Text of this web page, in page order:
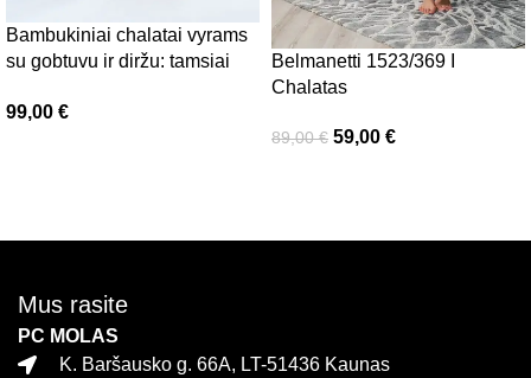
Bambukiniai chalatai vyrams
su gobtuvu ir diržu: tamsiai
99,00 €
Belmanetti 1523/369 I
Chalatas
89,00€ 59,00 €
Mus rasite
PC MOLAS
K. Baršausko g. 66A, LT-51436 Kaunas